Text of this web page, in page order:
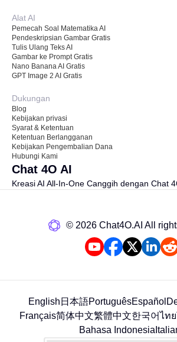
Alat AI
Pemecah Soal Matematika AI
Pendeskripsian Gambar Gratis
Tulis Ulang Teks AI
Gambar ke Prompt Gratis
Nano Banana AI Gratis
GPT Image 2 AI Gratis
Dukungan
Blog
Kebijakan privasi
Syarat & Ketentuan
Ketentuan Berlangganan
Kebijakan Pengembalian Dana
Hubungi Kami
Chat 4O AI
Kreasi AI All-In-One Canggih dengan Chat
©️ 2026 Chat4O.AI All
English 日本語PortuguêsEspañol
Français简体中文繁體中文한국어ไทย
Bahasa Indonesia